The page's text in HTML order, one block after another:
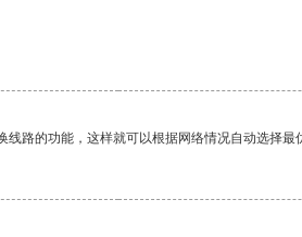
路的功能，这样就可以根据网络情况自动选择最